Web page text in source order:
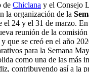
de Chiclana y el Consejo
la organización de la
el 24 y el 31 de marzo. En
reunión de la
y que se creó en el año
para la Semana
como una de las más
contribuyendo así a la